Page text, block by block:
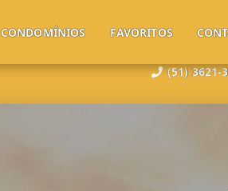
(51) 3621-
CONDOMÍNIOS FAVORITOS